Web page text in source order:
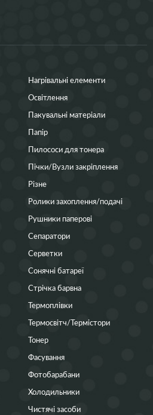
Нагрівальні елементи
Освітлення
Пакувальні матеріали
Папір
Пилососи для тонера
Пічки/Вузли закріплення
Різне
Ролики захоплення/подачі
Рушники паперові
Сепаратори
Серветки
Сонячні батареї
Стрічка барвна
Термоплівки
Термосвітч/Термістори
Тонер
Фасування
Фотобарабани
Холодильники
Чистячі засоби